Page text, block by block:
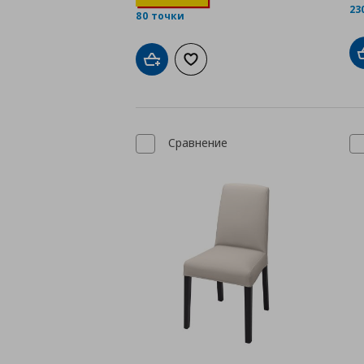
80 точки
Добави в кошницата
Добави към списъка с любими
Сравнение